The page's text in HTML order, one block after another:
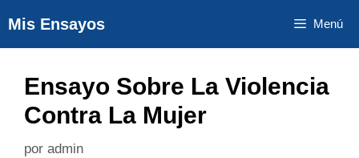
al
contenido
Mis Ensayos Menú
Ensayo Sobre La Violencia
Contra La Mujer
por admin